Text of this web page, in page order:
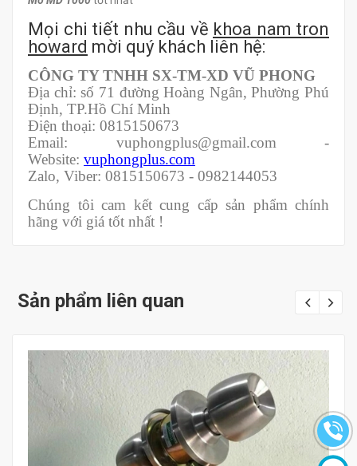
Mọi chi tiết nhu cầu về khoa nam tron
howard mời quý khách liên hệ:
CÔNG TY TNHH SX-TM-XD VŨ PHONG
Địa chỉ: số 71 đường Hoàng Ngân, Phường Phú
Định, TP.Hồ Chí Minh
Điện thoại: 0815150673
Email: vuphongplus@gmail.com -
Website: vuphongplus.com
Zalo, Viber: 0815150673 - 0982144053
Chúng tôi cam kết cung cấp sản phẩm chính
hãng với giá tốt nhất !
Sản phẩm liên quan